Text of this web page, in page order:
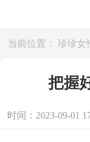
当前位置： 珍珍女
把握
时间：2023-09-01